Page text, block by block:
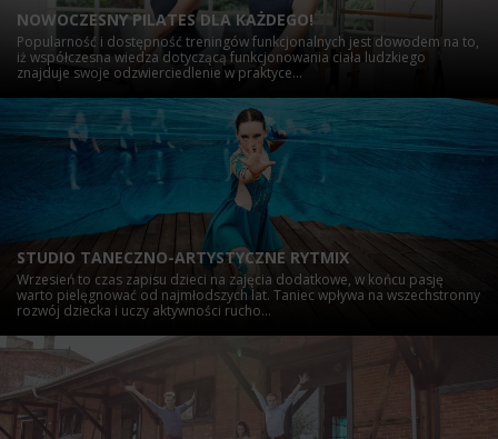
NOWOCZESNY PILATES DLA KAŻDEGO!
Popularność i dostępność treningów funkcjonalnych jest dowodem na to,
iż współczesna wiedza dotyczącą funkcjonowania ciała ludzkiego
znajduje swoje odzwierciedlenie w praktyce...
STUDIO TANECZNO-ARTYSTYCZNE RYTMIX
Wrzesień to czas zapisu dzieci na zajęcia dodatkowe, w końcu pasję
warto pielęgnować od najmłodszych lat. Taniec wpływa na wszechstronny
rozwój dziecka i uczy aktywności rucho...